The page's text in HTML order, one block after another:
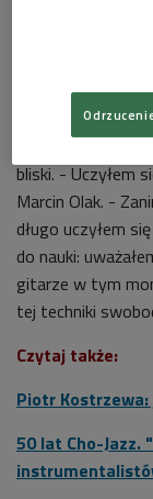
Chociaż z
ulubioną formą
sposób
bliski. - Uczyłem
Marcin Olak. -
długo uczyłem
do nauki:
gitarze w tym
tej techniki
Czytaj także:
Piotr Kostrzewa:
50 lat Cho-Jazz.